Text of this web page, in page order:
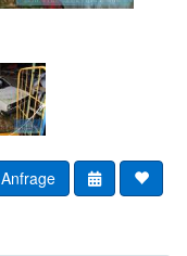
Anfrage